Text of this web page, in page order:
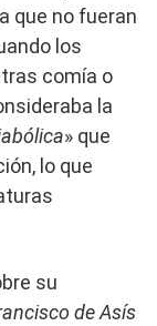
que no fueran
los
comía o
la
» que
lo que
su
de Asís